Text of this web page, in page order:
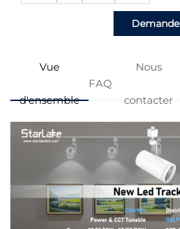
Demande
Vue
d'ensemble
FAQ
Nous
contacter